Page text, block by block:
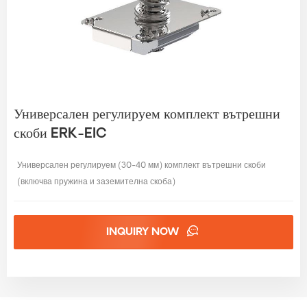
Универсален регулируем комплект вътрешни
скоби ERK-EIC
Универсален регулируем (30-40 мм) комплект вътрешни скоби
(включва пружина и заземителна скоба)
INQUIRY NOW